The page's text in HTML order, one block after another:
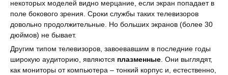
некоторых моделей видно мерцание, если экран попадает в
поле бокового зрения. Сроки службы таких телевизоров
довольно продолжительные. Но больших экранов (более 30
дюймов) не бывает.
Другим типом телевизоров, завоевавшим в последние годы
широкую аудиторию, являются плазменные . Они выглядят,
как мониторы от компьютера – тонкий корпус и, естественно,